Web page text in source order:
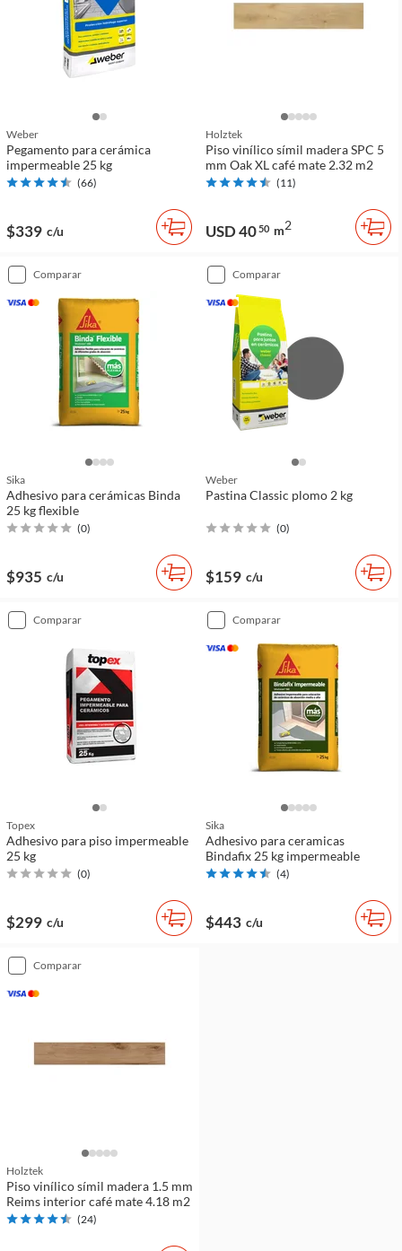
Weber
Pegamento para cerámica
impermeable 25 kg
(66)
$339 c/u
Holztek
Piso vinílico símil madera SPC 5
mm Oak XL café mate 2.32 m2
(11)
USD 4050 m2
comparar
Sika
Adhesivo para cerámicas Binda
25 kg flexible
(0)
$935 c/u
comparar
Weber
Pastina Classic plomo 2 kg
(0)
$159 c/u
comparar
Topex
Adhesivo para piso impermeable
25 kg
(0)
$299 c/u
comparar
Sika
Adhesivo para ceramicas
Bindafix 25 kg impermeable
(4)
$443 c/u
comparar
Holztek
Piso vinílico símil madera 1.5 mm
Reims interior café mate 4.18 m2
(24)